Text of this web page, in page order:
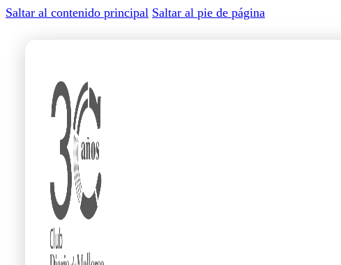
Saltar al contenido principal Saltar al pie de página